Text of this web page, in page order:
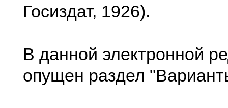
Госиздат, 1926).
В данной электронной
опущен раздел